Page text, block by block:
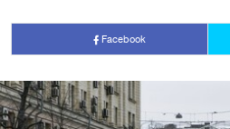
Facebook